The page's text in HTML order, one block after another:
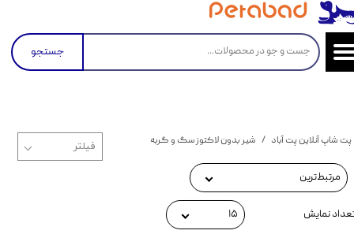
جستجو
پت شاپ آنلاین پت آباد شیر بدون لاکتوز سگ و گربه
مرتبط‌ترین
نمایش ۱۵